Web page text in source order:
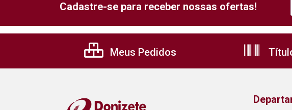
Cadastre-se para receber nossas ofertas!
Meus Pedidos